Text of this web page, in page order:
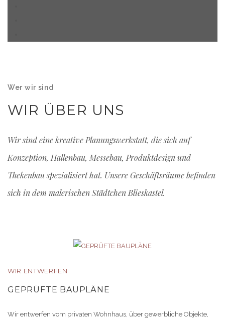
Wer wir sind
WIR ÜBER UNS
Wir sind eine kreative Planungswerkstatt, die sich auf
Konzeption, Hallenbau, Messebau, Produktdesign und
Thekenbau spezialisiert hat. Unsere Geschäftsräume befinden
sich in dem malerischen Städtchen Blieskastel.
WIR ENTWERFEN
GEPRÜFTE BAUPLÄNE
Wir entwerfen vom privaten Wohnhaus, über gewerbliche Objekte,